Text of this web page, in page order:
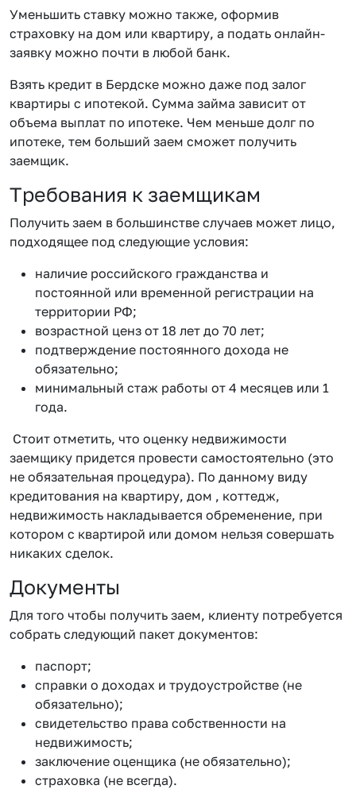
Уменьшить ставку можно также, оформив
страховку на дом или квартиру, а подать онлайн-
заявку можно почти в любой банк.
Взять кредит в Бердске можно даже под залог
квартиры с ипотекой. Сумма займа зависит от
объема выплат по ипотеке. Чем меньше долг по
ипотеке, тем больший заем сможет получить
заемщик.
Требования к заемщикам
Получить заем в большинстве случаев может лицо,
подходящее под следующие условия:
наличие российского гражданства и
постоянной или временной регистрации на
территории РФ;
возрастной ценз от 18 лет до 70 лет;
подтверждение постоянного дохода не
обязательно;
минимальный стаж работы от 4 месяцев или 1
года.
Стоит отметить, что оценку недвижимости
заемщику придется провести самостоятельно (это
не обязательная процедура). По данному виду
кредитования на квартиру, дом , коттедж,
недвижимость накладывается обременение, при
котором с квартирой или домом нельзя совершать
никаких сделок.
Документы
Для того чтобы получить заем, клиенту потребуется
собрать следующий пакет документов:
паспорт;
справки о доходах и трудоустройстве (не
обязательно);
свидетельство права собственности на
недвижимость;
заключение оценщика (не обязательно);
страховка (не всегда).